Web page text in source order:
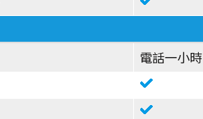
電話一小時